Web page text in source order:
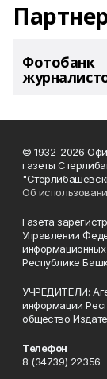
Фотобанк
© 1932-2026
газеты
Об
Газета
Управлении
Республике
УЧРЕДИТЕЛИ:
информации
общество
Телефон
8 (34739) 22356